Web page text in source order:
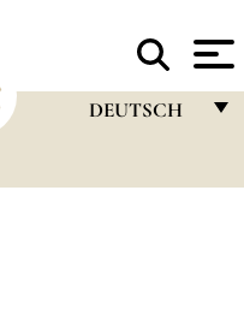
DEUTSCH